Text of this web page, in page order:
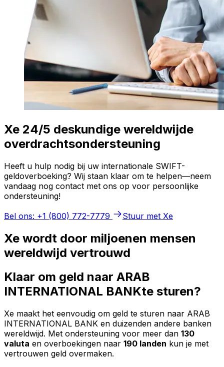
Xe 24/5 deskundige wereldwijde
overdrachtsondersteuning
Heeft u hulp nodig bij uw internationale SWIFT-
geldoverboeking? Wij staan klaar om te helpen—neem
vandaag nog contact met ons op voor persoonlijke
ondersteuning!
Bel ons: +1 (800) 772-7779
Stuur met Xe
Xe wordt door miljoenen mensen
wereldwijd vertrouwd
Klaar om geld naar ARAB
INTERNATIONAL BANKte sturen?
Xe maakt het eenvoudig om geld te sturen naar ARAB
INTERNATIONAL BANK en duizenden andere banken
wereldwijd. Met ondersteuning voor meer dan 130
valuta en overboekingen naar 190 landen kun je met
vertrouwen geld overmaken.